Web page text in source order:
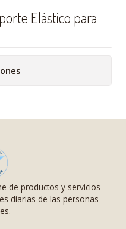
Elástico para
de productos y servicios
diarias de las personas